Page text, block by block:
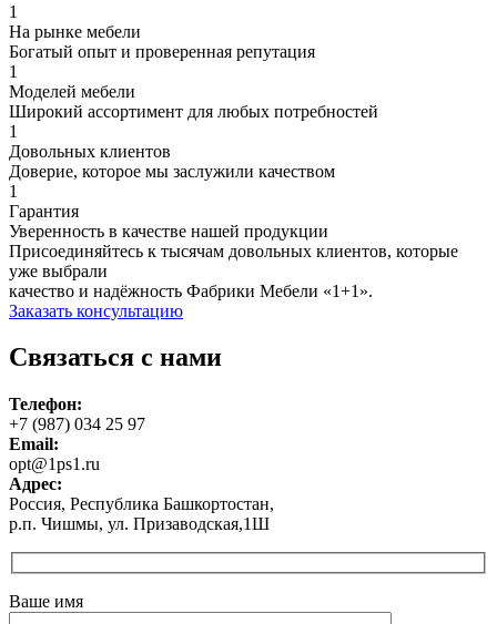
1
На рынке мебели
Богатый опыт и проверенная репутация
1
Моделей мебели
Широкий ассортимент для любых потребностей
1
Довольных клиентов
Доверие, которое мы заслужили качеством
1
Гарантия
Уверенность в качестве нашей продукции
Присоединяйтесь к тысячам довольных клиентов, которые
уже выбрали
качество и надёжность Фабрики Мебели «1+1».
Заказать консультацию
Связаться с нами
Телефон:
+7 (987) 034 25 97
Email:
opt@1ps1.ru
Адрес:
Россия, Республика Башкортостан,
р.п. Чишмы, ул. Призаводская,1Ш
Ваше имя